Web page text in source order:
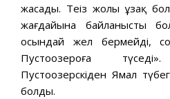
жасады. Теңіз жолы ұзақ
жағдайына байланысты
осындай жел бермейді,
Пустоозероға
Пустоозерскіден Ямал
болды.